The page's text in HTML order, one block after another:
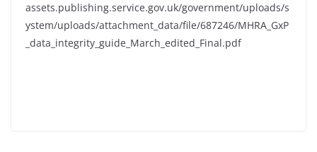
assets.publishing.service.gov.uk/government/uploads/s
ystem/uploads/attachment_data/file/687246/MHRA_GxP
_data_integrity_guide_March_edited_Final.pdf